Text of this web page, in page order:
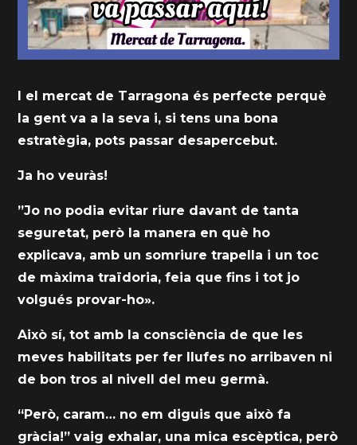
I el mercat de Tarragona és perfecte perquè
la gent va a la seva i, si tens una bona
estratègia, pots passar desapercebut.
Ja ho veuràs!
”Jo no podia evitar riure davant de tanta
seguretat, però la manera en què ho
explicava, amb un somriure trapella i un toc
de màxima traïdoria, feia que fins i tot jo
volgués provar-ho».
Això sí, tot amb la consciència de que les
meves habilitats per fer llufes no arribaven ni
de bon tros al nivell del meu germà.
“Però, caram… no em diguis que això fa
gràcia!” vaig exhalar, una mica escèptica, però